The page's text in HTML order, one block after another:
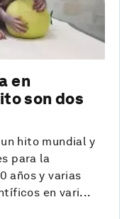
en
son dos
un hito mundial y
para la
años y varias
en vari...